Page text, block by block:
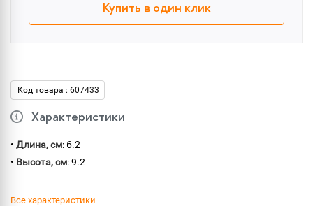
Купить в один клик
Код товара : 607433
Характеристики
• Длина, см: 6.2
• Высота, см: 9.2
Все характеристики